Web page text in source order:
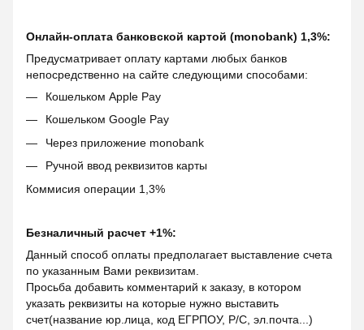
Онлайн-оплата банковской картой (monobank) 1,3%:
Предусматривает оплату картами любых банков
непосредственно на сайте следующими способами:
Кошельком Apple Pay
Кошельком Google Pay
Через приложение monobank
Ручной ввод реквизитов карты
Коммисия операции 1,3%
Безналичный расчет +1%:
Данный способ оплаты предполагает выставление счета
по указанным Вами реквизитам.
Просьба добавить комментарий к заказу, в котором
указать реквизиты на которые нужно выставить
счет(название юр.лица, код ЕГРПОУ, Р/С, эл.почта...)